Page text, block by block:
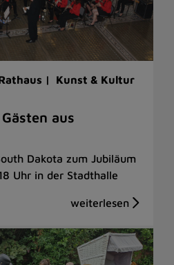
| Kunst & Kultur
aus
Dakota zum Jubiläum
Uhr in der Stadthalle